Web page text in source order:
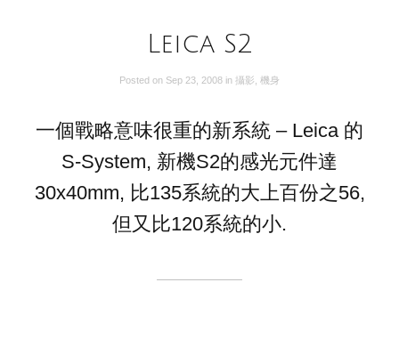
Leica S2
Posted on Sep 23, 2008 in 攝影 機身
一個戰略意味很重的新系統 – Leica 的
S-System, 新機S2的感光元件達
30x40mm, 比135系統的大上百份之56,
但又比120系統的小.